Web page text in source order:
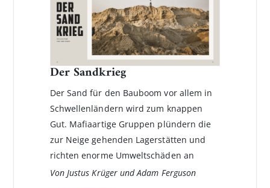
Der Sandkrieg
Der Sand für den Bauboom vor allem in
Schwellenländern wird zum knappen
Gut. Mafiaartige Gruppen plündern die
zur Neige gehenden Lagerstätten und
richten enorme Umweltschäden an
Von Justus Krüger und Adam Ferguson